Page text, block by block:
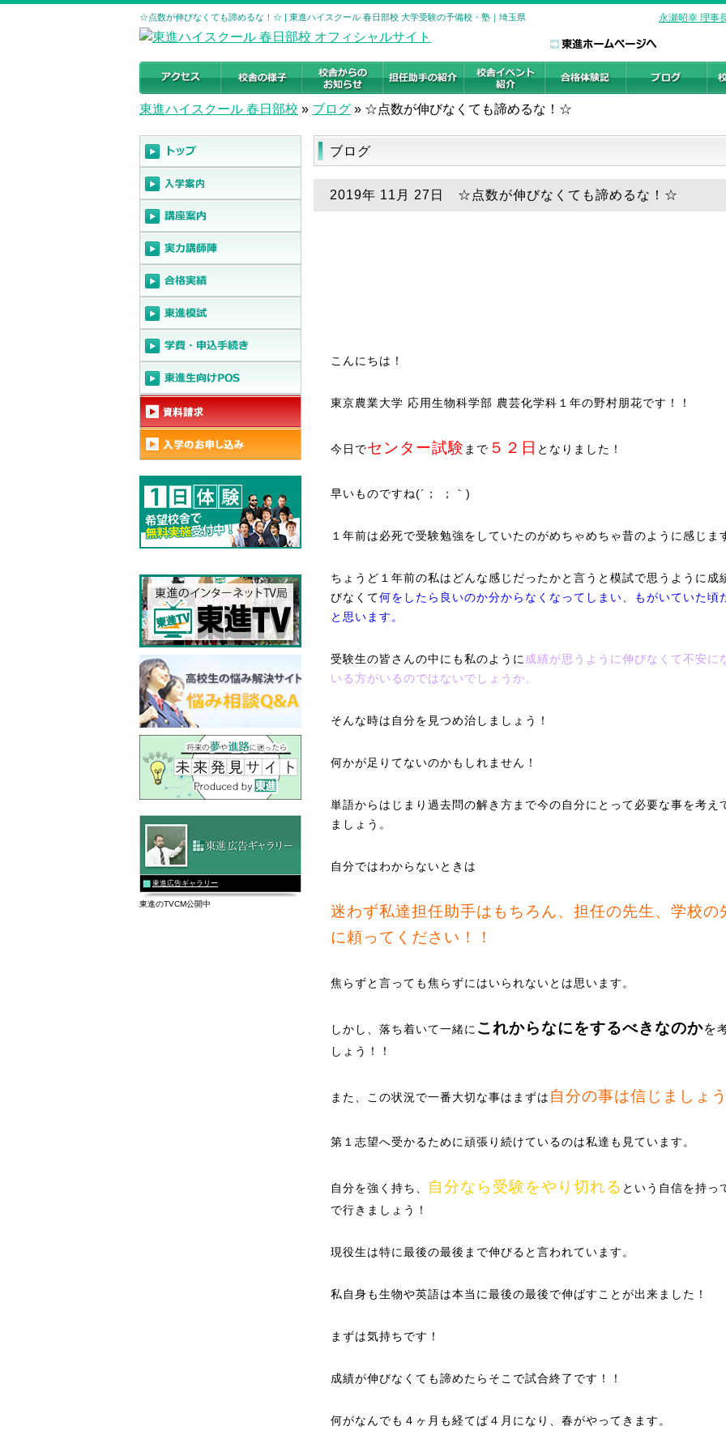
☆点数が伸びなくても諦めるな！☆ | 東進ハイスクール 春日部校 大学受験の予備校・塾｜埼玉県 永瀬昭幸 理事
東進ハイスクール 春日部校 » ブログ » ☆点数が伸びなくても諦めるな！☆
ブログ
2019年 11月 27日 ☆点数が伸びなくても諦めるな！☆
こんにちは！
東京農業大学 応用生物科学部 農芸化学科１年の野村朋花です！！
今日でセンター試験 まで ５２日 となりました！
早いものですね(´； ；｀)
１年前は必死で受験勉強をしていたのがめちゃめちゃ昔のように感じま
ちょうど１年前の私はどんな感じだったかと言うと模試で思うように成
びなくて何をしたら良いのか分からなくなってしまい、もがいていた頃
と思います。
受験生の皆さんの中にも私のように 成績が思うように伸びなくて不安に
いる方がいるのではないでしょうか。
そんな時は自分を見つめ治しましょう！
何かが足りてないのかもしれません！
単語からはじまり過去問の解き方まで今の自分にとって必要な事を考え
ましょう。
自分ではわからないときは
迷わず私達担任助手はもちろん、担任の先生、学校の
に頼ってください！！
焦らずと言っても焦らずにはいられないとは思います。
しかし、落ち着いて一緒に これからなにをするべきなのかを
しょう！！
また、この状況で一番大切な事はまずは 自分の事は信じましょ
第１志望へ受かるために頑張り続けているのは私達も見ています。
自分を強く持ち、 自分なら受験をやり切れる という自信を持っ
で行きましょう！
現役生は特に最後の最後まで伸びると言われています。
私自身も生物や英語は本当に最後の最後で伸ばすことが出来ました！
まずは気持ちです！
成績が伸びなくても諦めたらそこで試合終了です！！
何がなんでも４ヶ月も経てば４月になり、春がやってきます。
東進広告ギャラリー
東進のTVCM公開中